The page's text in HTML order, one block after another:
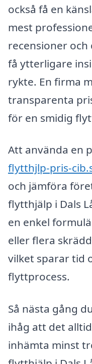
också få en
mest
recensioner
få ytterligare
rykte. En firma
transparenta
för en smidig
Att använda en
flytthjlp-pris-
och jämföra
flytthjälp i Dals
en enkel
eller flera
vilket sparar tid
flyttprocess.
Så nästa gång
ihåg att det
inhämta minst